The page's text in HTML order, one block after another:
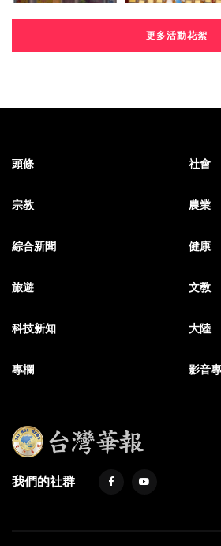
更多活動花絮
頭條 社會
宗教 農業
綜合新聞 健康
旅遊 文教
科技新知 大陸
專欄 影音
我們的社群